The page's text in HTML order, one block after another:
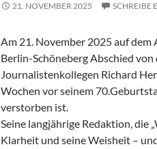
21. NOVEMBER 2025 SCHREIBE
Am 21. November 2025 auf
Berlin-Schöneberg Abschied von
Journalistenkollegen Richard
Wochen vor seinem
verstorben ist.
Seine langjährige Redaktion, die
Klarheit und seine Weisheit –